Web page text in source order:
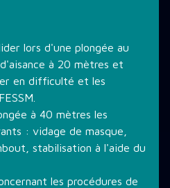
lors d'une plongée au
à 20 mètres et
en difficulté et les
à 40 mètres les
: vidage de masque,
stabilisation à l'aide du
les procédures de